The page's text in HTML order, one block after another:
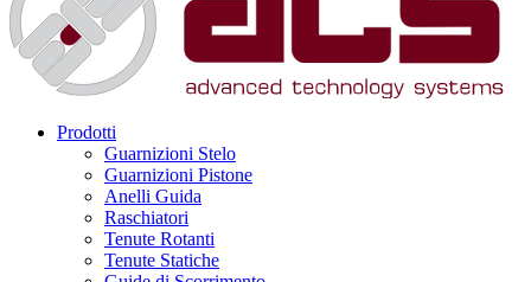
Prodotti
Guarnizioni Stelo
Guarnizioni Pistone
Anelli Guida
Raschiatori
Tenute Rotanti
Tenute Statiche